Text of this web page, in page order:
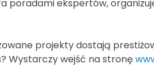
poradami ekspertów,
projekty dostają
Wystarczy wejść na stronę